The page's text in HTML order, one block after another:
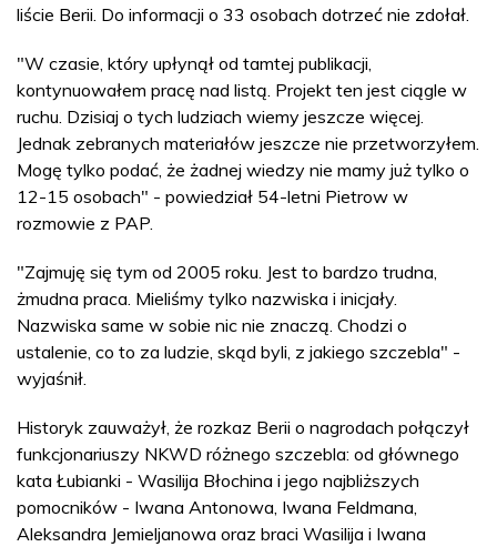
liście Berii. Do informacji o 33 osobach dotrzeć nie zdołał.
"W czasie, który upłynął od tamtej publikacji,
kontynuowałem pracę nad listą. Projekt ten jest ciągle w
ruchu. Dzisiaj o tych ludziach wiemy jeszcze więcej.
Jednak zebranych materiałów jeszcze nie przetworzyłem.
Mogę tylko podać, że żadnej wiedzy nie mamy już tylko o
12-15 osobach" - powiedział 54-letni Pietrow w
rozmowie z PAP.
"Zajmuję się tym od 2005 roku. Jest to bardzo trudna,
żmudna praca. Mieliśmy tylko nazwiska i inicjały.
Nazwiska same w sobie nic nie znaczą. Chodzi o
ustalenie, co to za ludzie, skąd byli, z jakiego szczebla" -
wyjaśnił.
Historyk zauważył, że rozkaz Berii o nagrodach połączył
funkcjonariuszy NKWD różnego szczebla: od głównego
kata Łubianki - Wasilija Błochina i jego najbliższych
pomocników - Iwana Antonowa, Iwana Feldmana,
Aleksandra Jemieljanowa oraz braci Wasilija i Iwana